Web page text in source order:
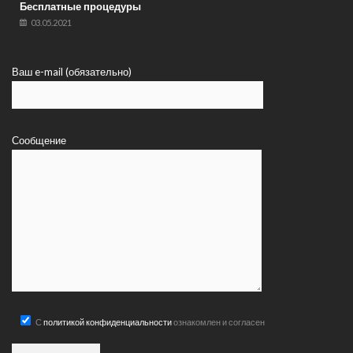
Бесплатные процедуры
03.05.2021
Ваш e-mail (обязательно)
Сообщение
С политикой конфиденциальностиознакомлен и согласен